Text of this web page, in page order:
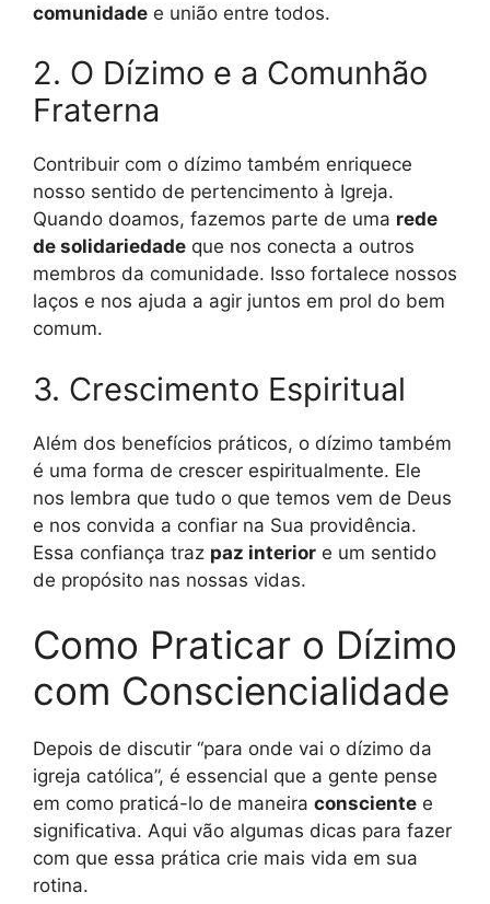
comunidade e união entre todos.
2. O Dízimo e a Comunhão
Fraterna
Contribuir com o dízimo também enriquece
nosso sentido de pertencimento à Igreja.
Quando doamos, fazemos parte de uma rede
de solidariedade que nos conecta a outros
membros da comunidade. Isso fortalece nossos
laços e nos ajuda a agir juntos em prol do bem
comum.
3. Crescimento Espiritual
Além dos benefícios práticos, o dízimo também
é uma forma de crescer espiritualmente. Ele
nos lembra que tudo o que temos vem de Deus
e nos convida a confiar na Sua providência.
Essa confiança traz paz interior e um sentido
de propósito nas nossas vidas.
Como Praticar o Dízimo
com Consciencialidade
Depois de discutir “para onde vai o dízimo da
igreja católica”, é essencial que a gente pense
em como praticá-lo de maneira consciente e
significativa. Aqui vão algumas dicas para fazer
com que essa prática crie mais vida em sua
rotina.